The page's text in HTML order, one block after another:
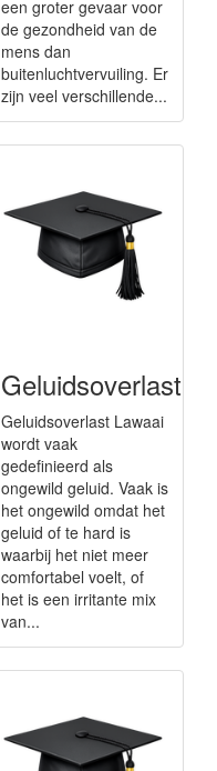
een groter gevaar voor
de gezondheid van de
mens dan
buitenluchtvervuiling. Er
zijn veel verschillende...
Geluidsoverlast
Geluidsoverlast Lawaai
wordt vaak
gedefinieerd als
ongewild geluid. Vaak is
het ongewild omdat het
geluid of te hard is
waarbij het niet meer
comfortabel voelt, of
het is een irritante mix
van...